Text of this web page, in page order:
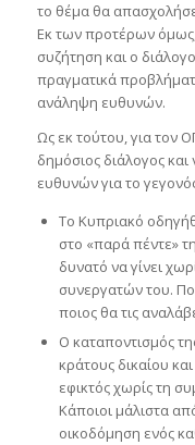
το θέμα θα
Εκ των προτέρων
συζήτηση και ο
πραγματικά
ανάληψη ευθυνών.
Ως εκ τούτου, για τον
δημόσιος διάλογος
ευθυνών για το
Το Κυπριακό
στο «παρά πέντε»
δυνατό να γίνει
συνεργατών του.
ποιος θα τις
Ο καταποντισμός
κράτους δικαίου
εφικτός χωρίς τη
Κάποιοι μάλιστα
οικοδόμηση ενός